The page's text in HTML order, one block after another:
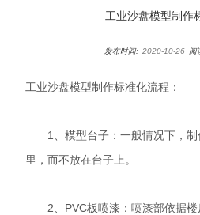
工业沙盘模型制作
发布时间: 2020-10-26 阅
工业沙盘模型制作标准化流程：
1、模型台子：一般情况下，制
里，而不放在台子上。
2、PVC板喷漆：喷漆部依据楼